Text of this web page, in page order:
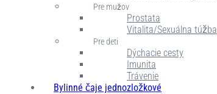
Pre mužov
Prostata
Vitalita/Sexuálna túžba
Pre deti
Dýchacie cesty
Imunita
Trávenie
Bylinné čaje jednozložkové